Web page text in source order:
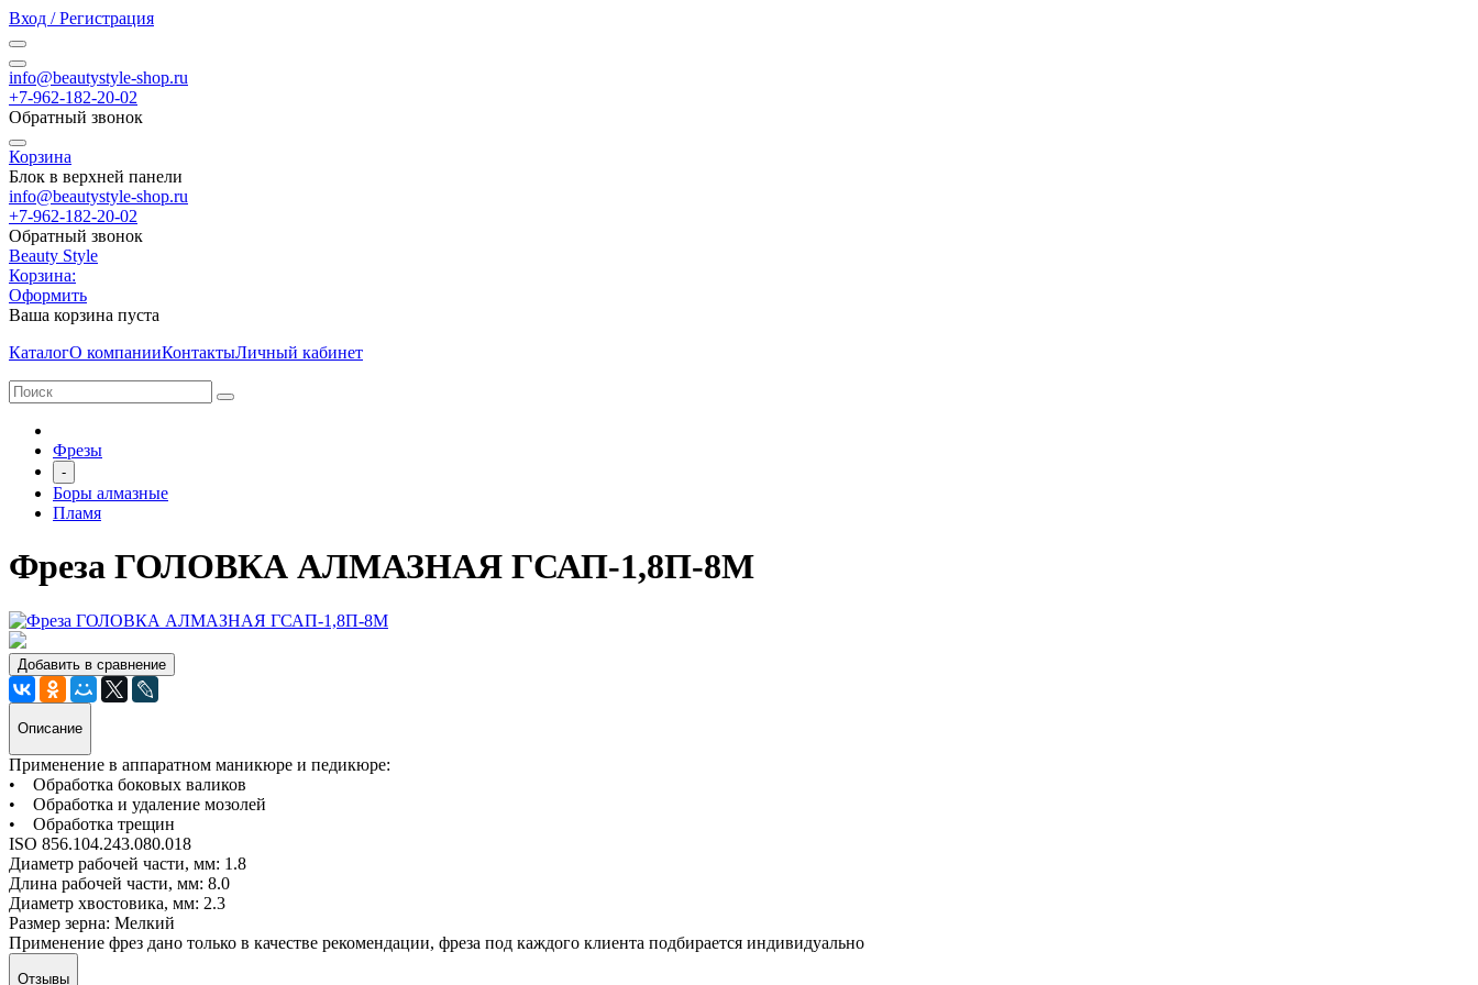
Вход / Регистрация
info@beautystyle-shop.ru
+7-962-182-20-02
Обратный звонок
Корзина
Блок в верхней панели
info@beautystyle-shop.ru
+7-962-182-20-02
Обратный звонок
Beauty Style
Корзина:
Оформить
Ваша корзина пуста
КаталогО компанииКонтактыЛичный кабинет
Фрезы
-
Боры алмазные
Пламя
Фреза ГОЛОВКА АЛМАЗНАЯ ГСАП-1,8П-8М
Добавить в сравнение
Описание
Применение в аппаратном маникюре и педикюре:
• Обработка боковых валиков
• Обработка и удаление мозолей
• Обработка трещин
ISO 856.104.243.080.018
Диаметр рабочей части, мм: 1.8
Длина рабочей части, мм: 8.0
Диаметр хвостовика, мм: 2.3
Размер зерна: Мелкий
Применение фрез дано только в качестве рекомендации, фреза под каждого клиента подбирается индивидуально
Отзывы